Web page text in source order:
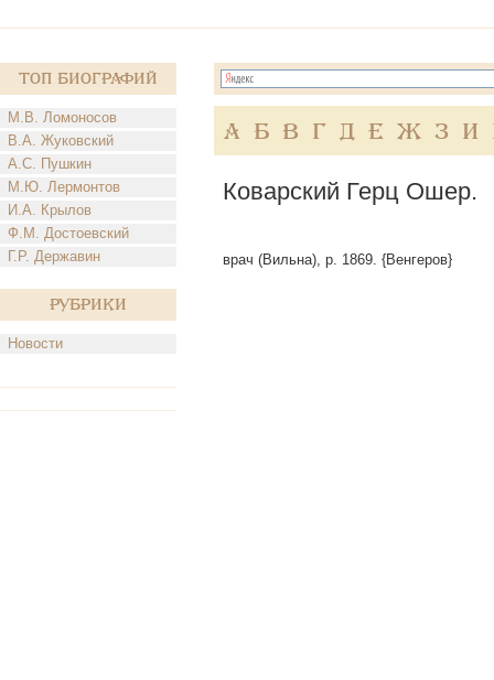
Топ Биографий
М.В. Ломоносов
В.А. Жуковский
А.С. Пушкин
М.Ю. Лермонтов
И.А. Крылов
Ф.М. Достоевский
Г.Р. Державин
Рубрики
Новости
А Б В Г Д Е Ж З И
Коварский Герц Ошер.
врач (Вильна), р. 1869. {Венгеров}